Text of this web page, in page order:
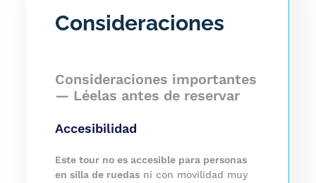
Consideraciones
Consideraciones importantes
— Léelas antes de reservar
Accesibilidad
Este tour no es accesible para personas
en silla de ruedas ni con movilidad muy